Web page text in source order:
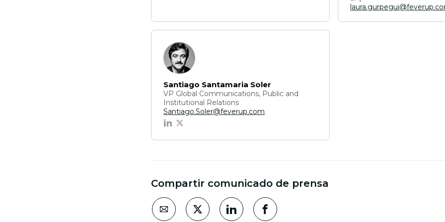
Santiago Santamaria Soler
VP Global Communications, Public and
Institutional Relations
Santiago.Soler@feverup.com
Compartir comunicado de prensa